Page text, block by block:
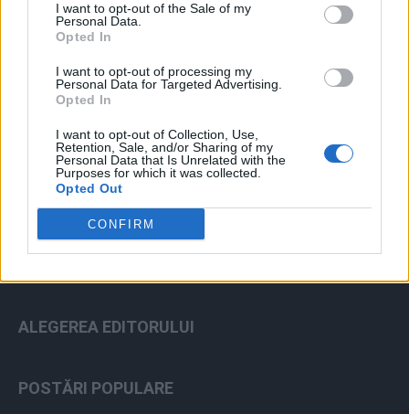
I want to opt-out of the Sale of my
Personal Data.
Opted In
I want to opt-out of processing my
Personal Data for Targeted Advertising.
Opted In
I want to opt-out of Collection, Use,
Retention, Sale, and/or Sharing of my
Personal Data that Is Unrelated with the
Purposes for which it was collected.
Opted Out
CONFIRM
ad
ALEGEREA EDITORULUI
POSTĂRI POPULARE